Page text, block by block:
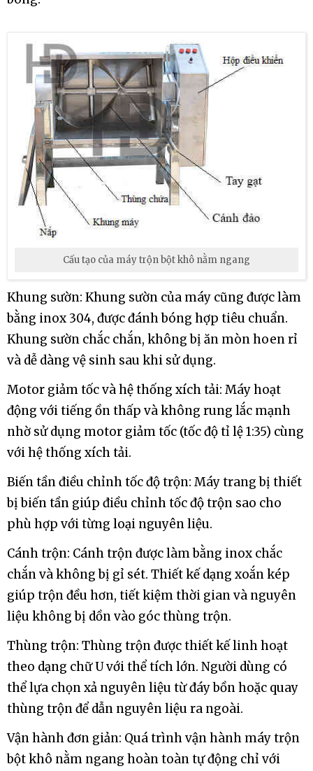
Cấu tạo của máy trộn bột khô nằm ngang
Khung sườn: Khung sườn của máy cũng được làm
bằng inox 304, được đánh bóng hợp tiêu chuẩn.
Khung sườn chắc chắn, không bị ăn mòn hoen rỉ
và dễ dàng vệ sinh sau khi sử dụng.
Motor giảm tốc và hệ thống xích tải: Máy hoạt
động với tiếng ồn thấp và không rung lắc mạnh
nhờ sử dụng motor giảm tốc (tốc độ tỉ lệ 1:35) cùng
với hệ thống xích tải.
Biến tần điều chỉnh tốc độ trộn: Máy trang bị thiết
bị biến tần giúp điều chỉnh tốc độ trộn sao cho
phù hợp với từng loại nguyên liệu.
Cánh trộn: Cánh trộn được làm bằng inox chắc
chắn và không bị gỉ sét. Thiết kế dạng xoắn kép
giúp trộn đều hơn, tiết kiệm thời gian và nguyên
liệu không bị dồn vào góc thùng trộn.
Thùng trộn: Thùng trộn được thiết kế linh hoạt
theo dạng chữ U với thể tích lớn. Người dùng có
thể lựa chọn xả nguyên liệu từ đáy bồn hoặc quay
thùng trộn để dẫn nguyên liệu ra ngoài.
Vận hành đơn giản: Quá trình vận hành máy trộn
bột khô nằm ngang hoàn toàn tự động chỉ với